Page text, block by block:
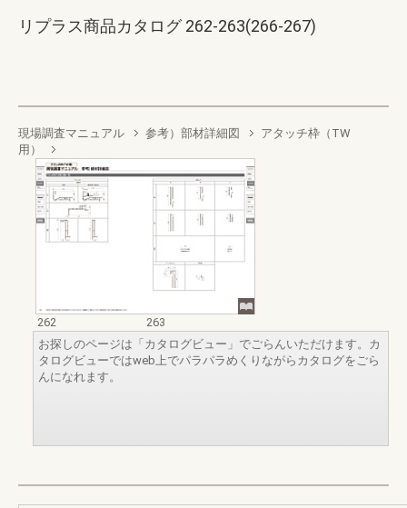
リプラス商品カタログ 262-263(266-267)
現場調査マニュアル 参考）部材詳細図
アタッチ枠（TW
用）
262
263
お探しのページは「カタログビュー」でごらんいただけます。カ
タログビューではweb上でパラパラめくりながらカタログをごら
んになれます。